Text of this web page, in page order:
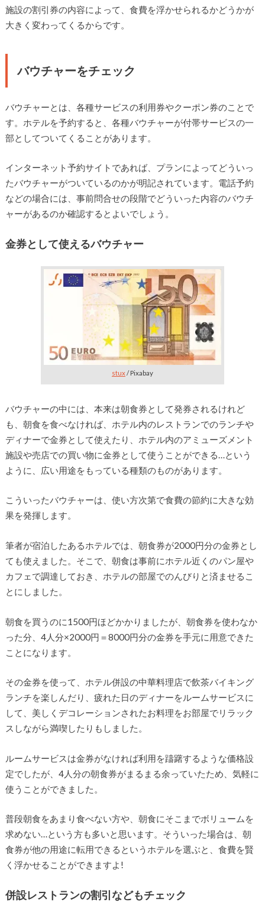
施設の割引券の内容によって、食費を浮かせられるかどうかが
大きく変わってくるからです。
バウチャーをチェック
バウチャーとは、各種サービスの利用券やクーポン券のことで
す。ホテルを予約すると、各種バウチャーが付帯サービスの一
部としてついてくることがあります。
インターネット予約サイトであれば、プランによってどういっ
たバウチャーがついているのかが明記されています。電話予約
などの場合には、事前問合せの段階でどういった内容のバウチ
ャーがあるのか確認するとよいでしょう。
金券として使えるバウチャー
stux/ Pixabay
バウチャーの中には、本来は朝食券として発券されるけれど
も、朝食を食べなければ、ホテル内のレストランでのランチや
ディナーで金券として使えたり、ホテル内のアミューズメント
施設や売店での買い物に金券として使うことができる…という
ように、広い用途をもっている種類のものがあります。
こういったバウチャーは、使い方次第で食費の節約に大きな効
果を発揮します。
筆者が宿泊したあるホテルでは、朝食券が2000円分の金券とし
ても使えました。そこで、朝食は事前にホテル近くのパン屋や
カフェで調達しておき、ホテルの部屋でのんびりと済ませるこ
とにしました。
朝食を買うのに1500円ほどかかりましたが、朝食券を使わなか
った分、4人分×2000円＝8000円分の金券を手元に用意できた
ことになります。
その金券を使って、ホテル併設の中華料理店で飲茶バイキング
ランチを楽しんだり、疲れた日のディナーをルームサービスに
して、美しくデコレーションされたお料理をお部屋でリラック
スしながら満喫したりもしました。
ルームサービスは金券がなければ利用を躊躇するような価格設
定でしたが、4人分の朝食券がまるまる余っていたため、気軽に
使うことができました。
普段朝食をあまり食べない方や、朝食にそこまでボリュームを
求めない…という方も多いと思います。そういった場合は、朝
食券が他の用途に転用できるというホテルを選ぶと、食費を賢
く浮かせることができますよ!
併設レストランの割引などもチェック